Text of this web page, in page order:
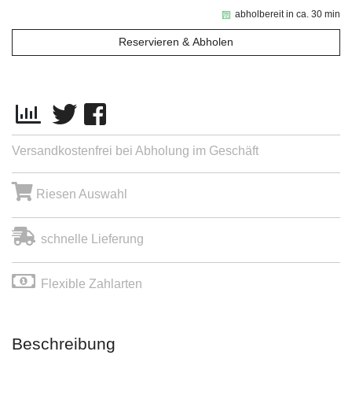
abholbereit in ca. 30 min
Reservieren & Abholen
Versandkostenfrei bei Abholung im Geschäft
Riesen Auswahl
schnelle Lieferung
Flexible Zahlarten
Beschreibung